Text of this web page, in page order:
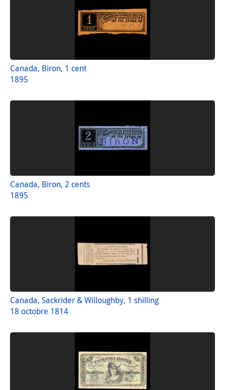
Canada, Biron, 1 cent
1895
Canada, Biron, 2 cents
1895
Canada, Sackrider & Willoughby, 1 shilling
18 octobre 1814